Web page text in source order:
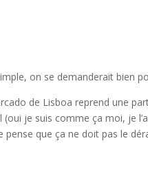
on se demanderait bien
de Lisboa reprend une
(oui je suis comme ça moi, je
pense que ça ne doit pas le